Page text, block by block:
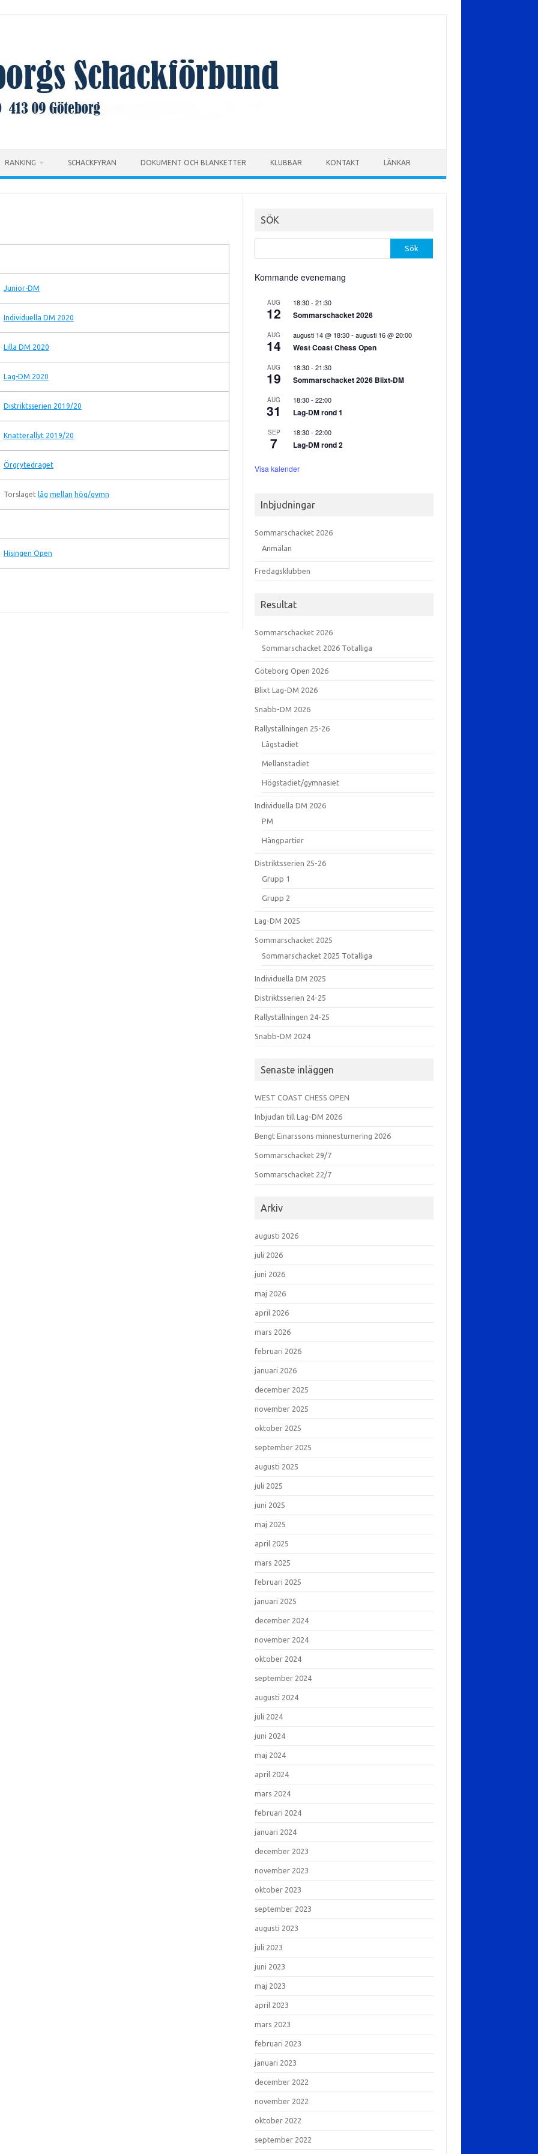
RANKING SCHACKFYRAN DOKUMENT OCH BLANKETTER KLUBBAR KONTAKT LÄNKAR
Junior-DM
Individuella DM 2020
Lilla DM 2020
Lag-DM 2020
Distriktsserien 2019/20
Knatterallyt 2019/20
Örgrytedraget
Torslaget låg mellan hög/gymn
Hisingen Open
SÖK
efter:
Kommande evenemang
AUG
12
18:30-21:30
Sommarschacket 2026
AUG
14
augusti 14 @ 18:30-augusti 16 @ 20:00
West Coast Chess Open
AUG
19
18:30-21:30
Sommarschacket 2026 Blixt-DM
AUG
31
18:30-22:00
Lag-DM rond 1
SEP
7
18:30-22:00
Lag-DM rond 2
Visa kalender
Inbjudningar
Sommarschacket 2026
Anmälan
Fredagsklubben
Resultat
Sommarschacket 2026
Sommarschacket 2026 Totalliga
Göteborg Open 2026
Blixt Lag-DM 2026
Snabb-DM 2026
Rallyställningen 25-26
Lågstadiet
Mellanstadiet
Högstadiet/gymnasiet
Individuella DM 2026
PM
Hängpartier
Distriktsserien 25-26
Grupp 1
Grupp 2
Lag-DM 2025
Sommarschacket 2025
Sommarschacket 2025 Totalliga
Individuella DM 2025
Distriktsserien 24-25
Rallyställningen 24-25
Snabb-DM 2024
Senaste inläggen
WEST COAST CHESS OPEN
Inbjudan till Lag-DM 2026
Bengt Einarssons minnesturnering 2026
Sommarschacket 29/7
Sommarschacket 22/7
Arkiv
augusti 2026
juli 2026
juni 2026
maj 2026
april 2026
mars 2026
februari 2026
januari 2026
december 2025
november 2025
oktober 2025
september 2025
augusti 2025
juli 2025
juni 2025
maj 2025
april 2025
mars 2025
februari 2025
januari 2025
december 2024
november 2024
oktober 2024
september 2024
augusti 2024
juli 2024
juni 2024
maj 2024
april 2024
mars 2024
februari 2024
januari 2024
december 2023
november 2023
oktober 2023
september 2023
augusti 2023
juli 2023
juni 2023
maj 2023
april 2023
mars 2023
februari 2023
januari 2023
december 2022
november 2022
oktober 2022
september 2022